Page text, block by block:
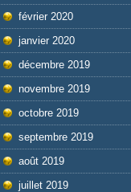
février 2020
janvier 2020
décembre 2019
novembre 2019
octobre 2019
septembre 2019
août 2019
juillet 2019